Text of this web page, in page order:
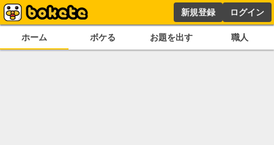
新規登録 ログイン
ホーム ボケる お題を出す 職人